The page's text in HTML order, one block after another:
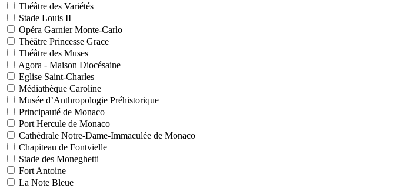
Théâtre des Variétés
Stade Louis II
Opéra Garnier Monte-Carlo
Théâtre Princesse Grace
Théâtre des Muses
Agora - Maison Diocésaine
Eglise Saint-Charles
Médiathèque Caroline
Musée d’Anthropologie Préhistorique
Principauté de Monaco
Port Hercule de Monaco
Cathédrale Notre-Dame-Immaculée de Monaco
Chapiteau de Fontvielle
Stade des Moneghetti
Fort Antoine
La Note Bleue